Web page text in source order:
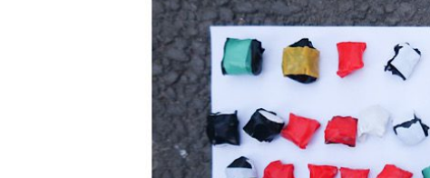
ЗАКАРПАТСЬКІ НОВИНИ
НОВИНИ ЗАХІДНОЇ УКРАЇНИ